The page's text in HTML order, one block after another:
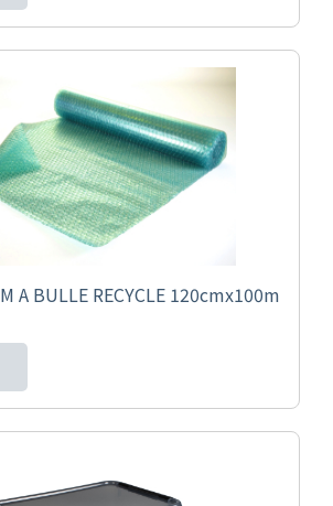
A BULLE RECYCLE 120cmx100m